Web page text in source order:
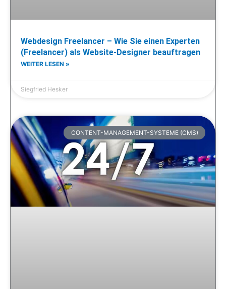
Webdesign Freelancer – Wie Sie einen Experten
(Freelancer) als Website-Designer beauftragen
WEITER LESEN »
Siegfried Hesker
CONTENT-MANAGEMENT-SYSTEME (CMS)